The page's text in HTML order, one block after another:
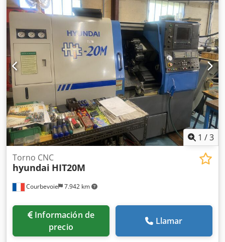
1 /3
Courbevoie 7.942 km
Torno CNC
hyundai HIT20M
Información de
precio
Llamar